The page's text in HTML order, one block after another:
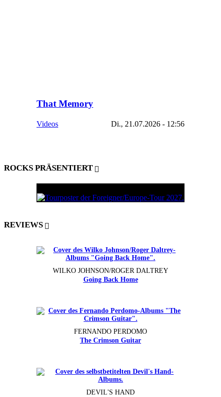
That Memory
Videos Di., 21.07.2026 - 12:56
ROCKS PRÄSENTIERT
REVIEWS
WILKO JOHNSON/ROGER DALTREY
Going Back Home
FERNANDO PERDOMO
The Crimson Guitar
DEVIL'S HAND